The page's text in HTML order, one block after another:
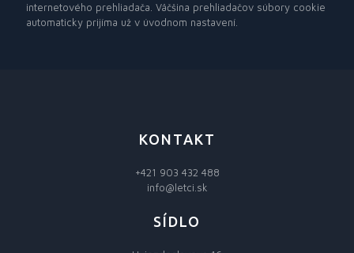
internetového prehliadača. Väčšina prehliadačov súbory cookie
automaticky prijíma už v úvodnom nastavení.
KONTAKT
+421 903 432 488
info@letci.sk
SÍDLO